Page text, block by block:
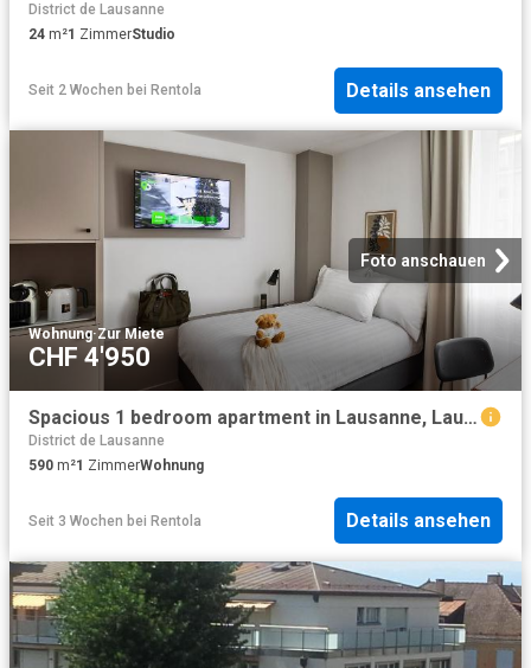
District de Lausanne
24 m²1 ZimmerStudio
Seit 2 Wochen bei Rentola Details ansehen
Foto anschauen
Wohnung·Zur Miete
CHF 4'950
Spacious 1 bedroom apartment in Lausanne, Lausanne Amsterdam Apartments for Rent
District de Lausanne
590 m²1 ZimmerWohnung
Seit 3 Wochen bei Rentola Details ansehen